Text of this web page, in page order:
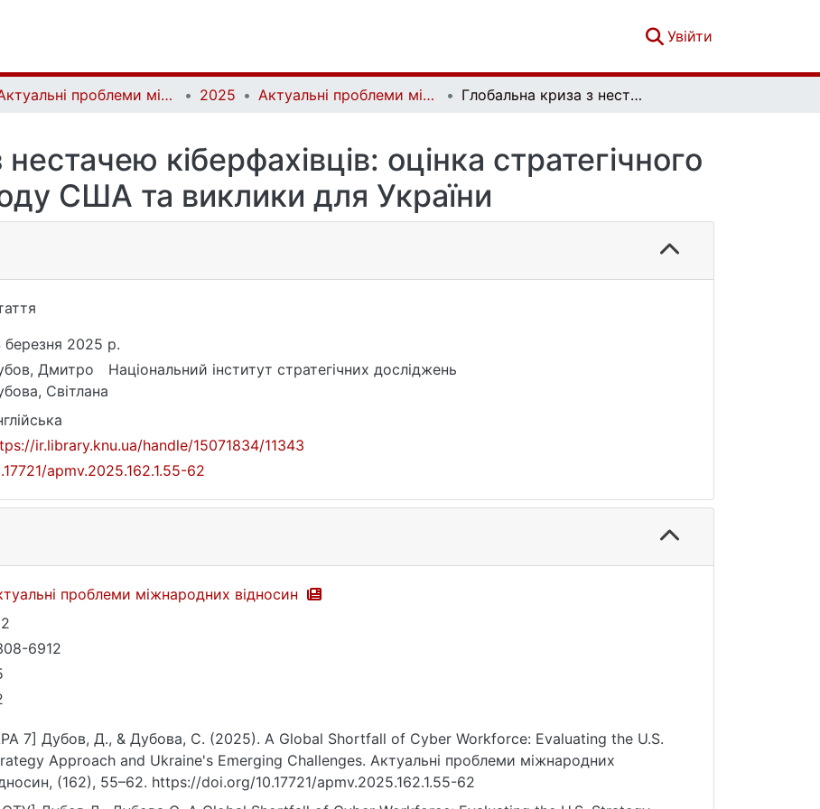
Увійти
Актуальні проблеми міжнародних відносин | Аctual Problems of International Relations 2025 Актуальні проблеми міжнародних відносин. Вип. 162 Глобальна криза з нестачею кіберфахівців: оцінка стратегічного підходу США та виклики для України
кіберфахівців: оцінка стратегічного
США та виклики для України
березня 2025 р.
Дмитро
Національний інститут стратегічних досліджень
Світлана
ir.library.knu.ua/handle/15071834/11343
apmv.2025.162.1.55-62
проблеми міжнародних відносин
6912
7] Дубов, Д., & Дубова, С. (2025). A Global Shortfall of Cyber Workforce: Evaluating the U.S.
Approach and Ukraine's Emerging Challenges. Актуальні проблеми міжнародних
(162), 55–62. https://doi.org/10.17721/apmv.2025.162.1.55-62